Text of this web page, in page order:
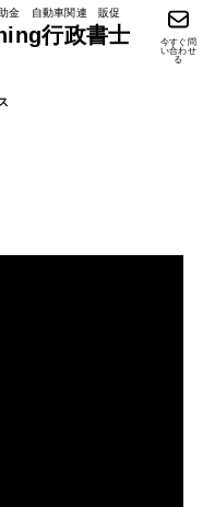
金 自動車関連 販促
行政書士
今すぐ問
い合わせ
る